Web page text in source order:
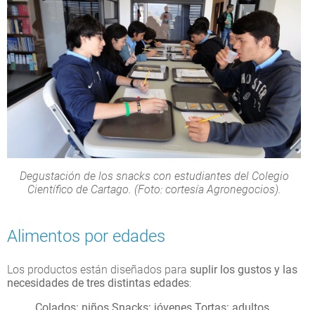
Degustación de los snacks con estudiantes del Colegio
Científico de Cartago. (Foto: cortesía Agronegocios).
Alimentos por edades
Los productos están diseñados para suplir los gustos y las
necesidades de tres distintas edades: